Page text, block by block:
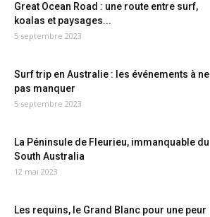
Great Ocean Road : une route entre surf,
koalas et paysages...
5 septembre 2023
Surf trip en Australie : les événements à ne
pas manquer
5 septembre 2023
La Péninsule de Fleurieu, immanquable du
South Australia
12 mai 2023
Les requins, le Grand Blanc pour une peur